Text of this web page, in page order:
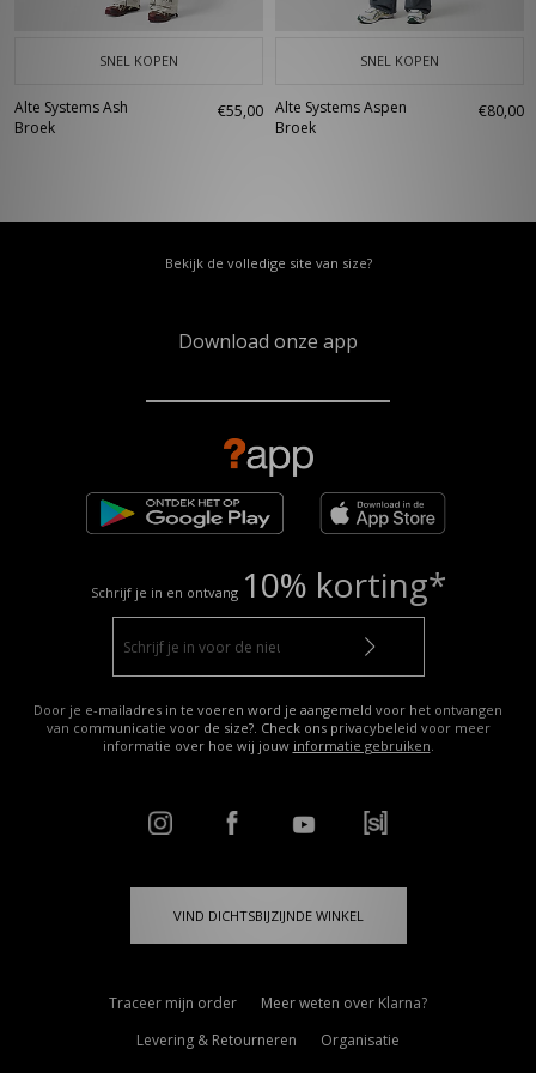
SNEL KOPEN
Alte Systems Ash
Broek
€55,00
SNEL KOPEN
Alte Systems Aspen
Broek
€80,00
Bekijk de volledige site van size?
Download onze app
Schrijf je in en ontvang 10% korting*
Door je e-mailadres in te voeren word je aangemeld voor het ontvangen
van communicatie voor de size?. Check ons privacybeleid voor meer
informatie over hoe wij jouw informatie gebruiken.
VIND DICHTSBIJZIJNDE WINKEL
Traceer mijn order
Meer weten over Klarna?
Levering & Retourneren
Organisatie